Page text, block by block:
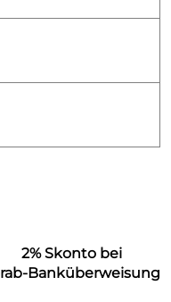
2% Skonto bei
Banküberweisung